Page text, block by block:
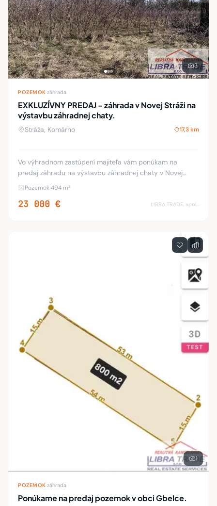
3
POZEMOK záhrada
EXKLUZÍVNY PREDAJ - záhrada v Novej Stráži na
výstavbu záhradnej chaty.
Stráža, Komárno 17,3 km
Vo výhradnom zastúpení majiteľa vám ponúkam na
predaj záhradu na výstavbu záhradnej chaty v Novej
Stráži. Rozloha: 494 m2 + príjazdová cesta. Možné
Pozemok 494 m²
23 000 €
1
POZEMOK záhrada
Ponúkame na predaj pozemok v obci Gbelce.